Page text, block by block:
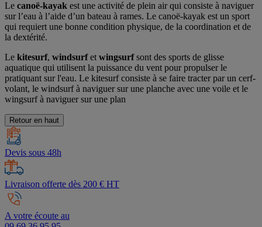
Le canoë-kayak est une activité de plein air qui consiste à naviguer
sur l’eau à l’aide d’un bateau à rames. Le canoë-kayak est un sport
qui requiert une bonne condition physique, de la coordination et de
la dextérité.
Le kitesurf, windsurfet wingsurfsont des sports de glisse
aquatique qui utilisent la puissance du vent pour propulser le
pratiquant sur l'eau. Le kitesurf consiste à se faire tracter par un cerf-
volant, le windsurf à naviguer sur une planche avec une voile et le
wingsurf à naviguer sur une plan
Retour en haut
Devis sous 48h
Livraison offerte dès 200 € HT
A votre écoute au